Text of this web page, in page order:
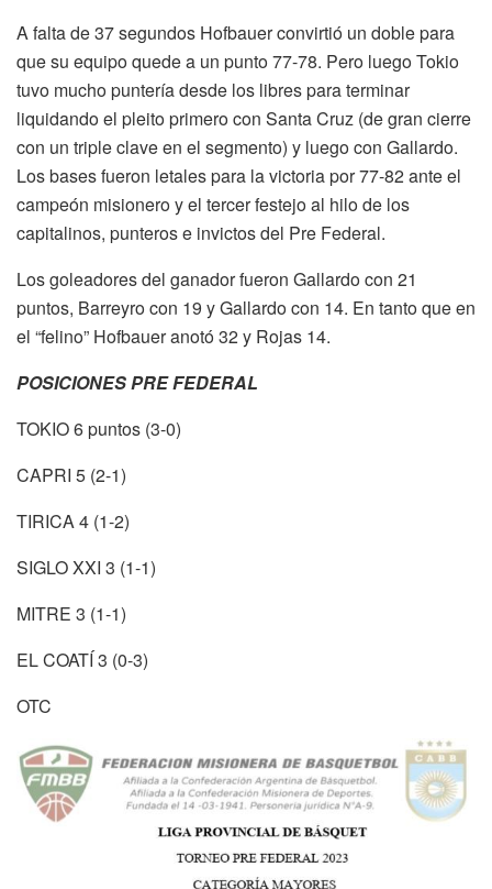
A falta de 37 segundos Hofbauer convirtió un doble para
que su equipo quede a un punto 77-78. Pero luego Tokio
tuvo mucho puntería desde los libres para terminar
liquidando el pleito primero con Santa Cruz (de gran cierre
con un triple clave en el segmento) y luego con Gallardo.
Los bases fueron letales para la victoria por 77-82 ante el
campeón misionero y el tercer festejo al hilo de los
capitalinos, punteros e invictos del Pre Federal.
Los goleadores del ganador fueron Gallardo con 21
puntos, Barreyro con 19 y Gallardo con 14. En tanto que en
el “felino” Hofbauer anotó 32 y Rojas 14.
POSICIONES PRE FEDERAL
TOKIO 6 puntos (3-0)
CAPRI 5 (2-1)
TIRICA 4 (1-2)
SIGLO XXI 3 (1-1)
MITRE 3 (1-1)
EL COATÍ 3 (0-3)
OTC